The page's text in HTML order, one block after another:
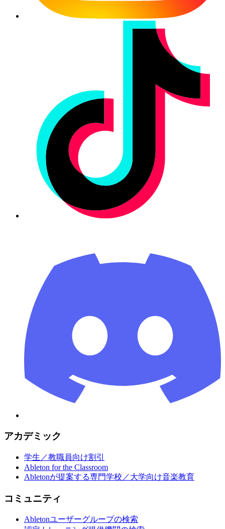
アカデミック
学生／教職員向け割引
Ableton for the Classroom
Abletonが提案する専門学校／大学向け音楽教育
コミュニティ
Abletonユーザーグループの検索